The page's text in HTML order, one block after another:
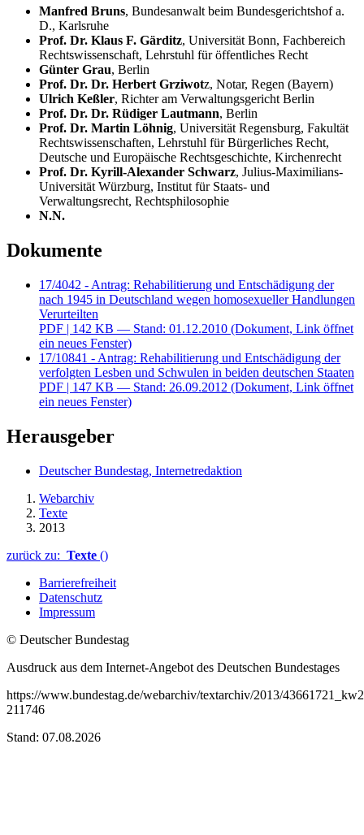
Manfred Bruns, Bundesanwalt beim Bundesgerichtshof a.
D., Karlsruhe
Prof. Dr. Klaus F. Gärditz, Universität Bonn, Fachbereich
Rechtswissenschaft, Lehrstuhl für öffentliches Recht
Günter Grau, Berlin
Prof. Dr. Dr. Herbert Grziwotz, Notar, Regen (Bayern)
Ulrich Keßler, Richter am Verwaltungsgericht Berlin
Prof. Dr. Dr. Rüdiger Lautmann, Berlin
Prof. Dr. Martin Löhnig, Universität Regensburg, Fakultät
Rechtswissenschaften, Lehrstuhl für Bürgerliches Recht,
Deutsche und Europäische Rechtsgeschichte, Kirchenrecht
Prof. Dr. Kyrill-Alexander Schwarz, Julius-Maximilians-
Universität Würzburg, Institut für Staats- und
Verwaltungsrecht, Rechtsphilosophie
N.N.
Dokumente
17/4042 - Antrag: Rehabilitierung und Entschädigung der
nach 1945 in Deutschland wegen homosexueller Handlungen
Verurteilten
PDF | 142 KB — Stand: 01.12.2010 (Dokument, Link öffnet
ein neues Fenster)
17/10841 - Antrag: Rehabilitierung und Entschädigung der
verfolgten Lesben und Schwulen in beiden deutschen Staaten
PDF | 147 KB — Stand: 26.09.2012 (Dokument, Link öffnet
ein neues Fenster)
Herausgeber
Deutscher Bundestag, Internetredaktion
Webarchiv
Texte
2013
zurück zu: Texte ()
Barrierefreiheit
Datenschutz
Impressum
© Deutscher Bundestag
Ausdruck aus dem Internet-Angebot des Deutschen Bundestages
https://www.bundestag.de/webarchiv/textarchiv/2013/
211746
Stand: 07.08.2026